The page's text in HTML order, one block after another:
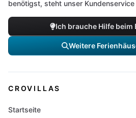
benötigst, steht unser
Ich brauche Hilfe beim
Weitere
CROVILLAS
Startseite